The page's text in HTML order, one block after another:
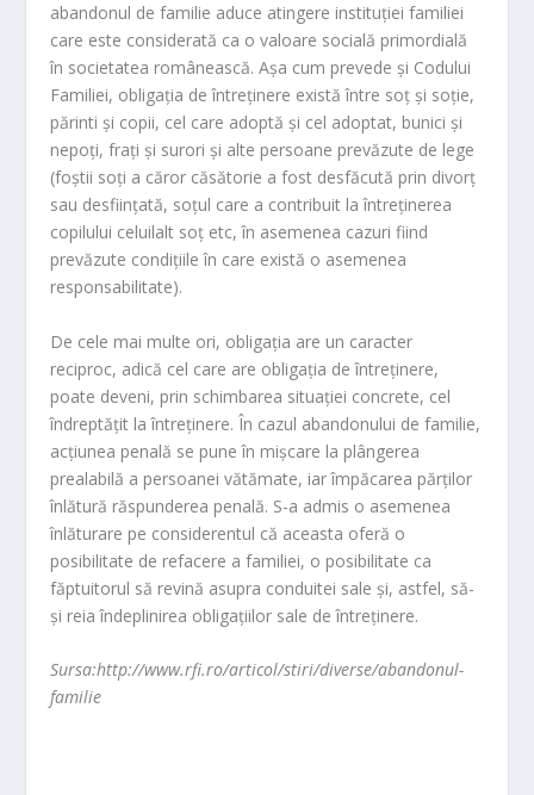
abandonul de familie aduce atingere instituţiei familiei
care este considerată ca o valoare socială primordială
în societatea românească. Aşa cum prevede şi Codului
Familiei, obligaţia de întreţinere există între soţ şi soţie,
părinti şi copii, cel care adoptă şi cel adoptat, bunici şi
nepoţi, fraţi şi surori şi alte persoane prevăzute de lege
(foştii soţi a căror căsătorie a fost desfăcută prin divorţ
sau desfiinţată, soţul care a contribuit la întreţinerea
copilului celuilalt soţ etc, în asemenea cazuri fiind
prevăzute condiţiile în care există o asemenea
responsabilitate).
De cele mai multe ori, obligaţia are un caracter
reciproc, adică cel care are obligaţia de întreţinere,
poate deveni, prin schimbarea situaţiei concrete, cel
îndreptăţit la întreţinere. În cazul abandonului de familie,
acţiunea penală se pune în mişcare la plângerea
prealabilă a persoanei vătămate, iar împăcarea părţilor
înlătură răspunderea penală. S-a admis o asemenea
înlăturare pe considerentul că aceasta oferă o
posibilitate de refacere a familiei, o posibilitate ca
făptuitorul să revină asupra conduitei sale şi, astfel, să-
şi reia îndeplinirea obligaţiilor sale de întreţinere.
Sursa:http://www.rfi.ro/articol/stiri/diverse/abandonul-
familie